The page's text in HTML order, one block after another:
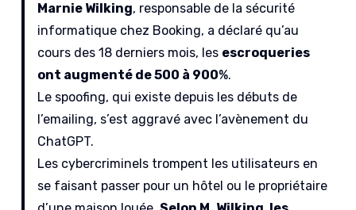
Marnie Wilking, responsable de la sécurité
informatique chez Booking, a déclaré qu’au
cours des 18 derniers mois, les escroqueries
ont augmenté de 500 à 900%.
Le spoofing, qui existe depuis les débuts de
l’emailing, s’est aggravé avec l’avènement du
ChatGPT.
Les cybercriminels trompent les utilisateurs en
se faisant passer pour un hôtel ou le propriétaire